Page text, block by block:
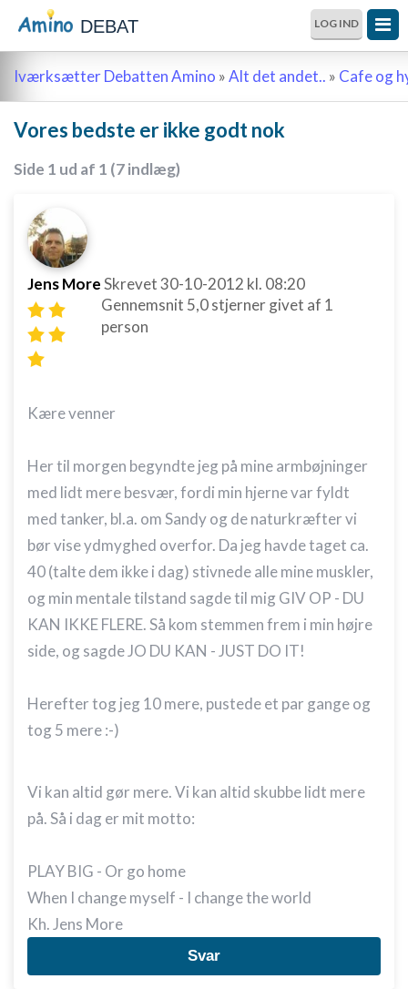
DEBAT LOG IND
Iværksætter Debatten Amino »Alt det andet.. » Cafe og
Vores bedste er ikke godt nok
Side 1 ud af 1 (7 indlæg)
Jens MoreSkrevet30-10-2012 kl. 08:20
Gennemsnit 5,0stjerner givet af 1
person
Kære venner
Her til morgen begyndte jeg på mine armbøjninger
med lidt mere besvær, fordi min hjerne var fyldt
med tanker, bl.a. om Sandy og de naturkræfter vi
bør vise ydmyghed overfor. Da jeg havde taget ca.
40 (talte dem ikke i dag) stivnede alle mine muskler,
og min mentale tilstand sagde til mig GIV OP - DU
KAN IKKE FLERE. Så kom stemmen frem i min højre
side, og sagde JO DU KAN - JUST DO IT!
Herefter tog jeg 10 mere, pustede et par gange og
tog 5 mere :-)
Vi kan altid gør mere. Vi kan altid skubbe lidt mere
på. Så i dag er mit motto:
PLAY BIG - Or go home
When I change myself - I change the world
Kh. Jens More
Svar